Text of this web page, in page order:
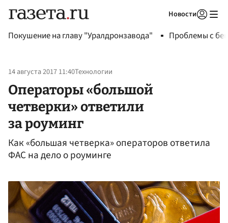
Новости
Покушение на главу "Уралдронзавода" Проблемы с
14 августа 2017 11:40Технологии
Операторы «большой
четверки» ответили
за роуминг
Как «большая четверка» операторов ответила
ФАС на дело о роуминге